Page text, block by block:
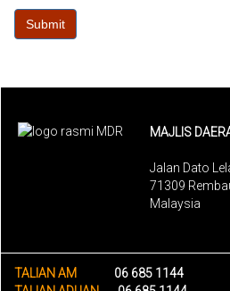
MAJLIS
Jalan Dato
71309
Malaysia
TALIAN AM
06 685 1144